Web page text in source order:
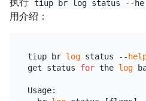
执行 tiup br log status --
用介绍：
tiup br log status --
get status for the log
Usage: